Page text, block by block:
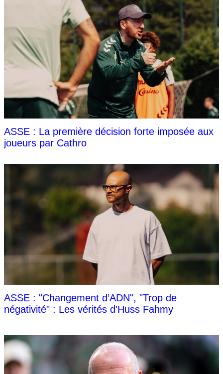
ASSE : La première décision forte imposée aux
joueurs par Cathro
ASSE : "Changement d’ADN", "Trop de
négativité" : Les vérités d'Huss Fahmy